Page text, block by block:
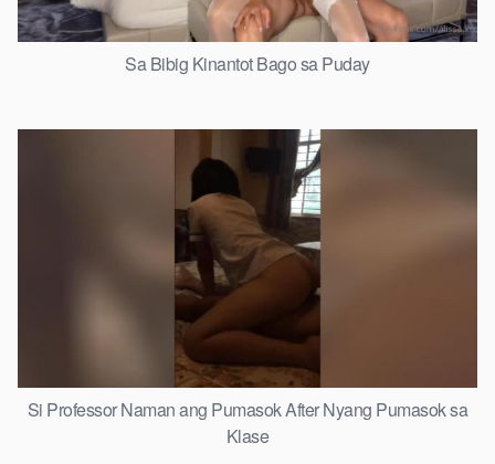
Sa Bibig Kinantot Bago sa Puday
Si Professor Naman ang Pumasok After Nyang Pumasok sa
Klase